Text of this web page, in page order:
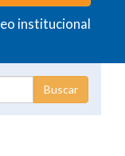
institucional